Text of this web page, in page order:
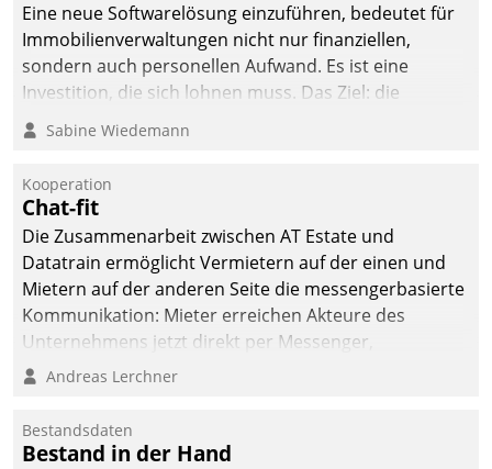
Eine neue Softwarelösung einzuführen, bedeutet für
Immobilienverwaltungen nicht nur finanziellen,
sondern auch personellen Aufwand. Es ist eine
Investition, die sich lohnen muss. Das Ziel: die
nachhaltige Optimierung der Geschäftsabläufe. Damit
dieses Ziel erreicht wird, sollten einige Grundregeln
Sabine Wiedemann
Kooperation
Chat-fit
Die Zusammenarbeit zwischen AT Estate und
Datatrain ermöglicht Vermietern auf der einen und
Mietern auf der anderen Seite die messengerbasierte
Kommunikation: Mieter erreichen Akteure des
Unternehmens jetzt direkt per Messenger,
Mitarbeiter oder Dienstleister empfangen oder
Andreas Lerchner
Bestandsdaten
Bestand in der Hand